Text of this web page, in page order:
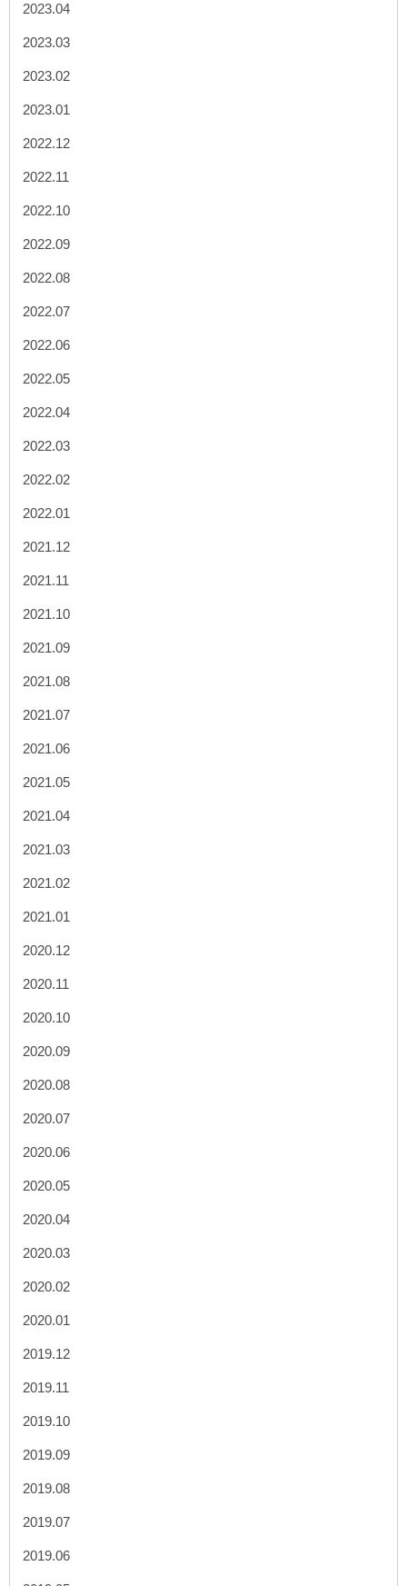
2023.04
2023.03
2023.02
2023.01
2022.12
2022.11
2022.10
2022.09
2022.08
2022.07
2022.06
2022.05
2022.04
2022.03
2022.02
2022.01
2021.12
2021.11
2021.10
2021.09
2021.08
2021.07
2021.06
2021.05
2021.04
2021.03
2021.02
2021.01
2020.12
2020.11
2020.10
2020.09
2020.08
2020.07
2020.06
2020.05
2020.04
2020.03
2020.02
2020.01
2019.12
2019.11
2019.10
2019.09
2019.08
2019.07
2019.06